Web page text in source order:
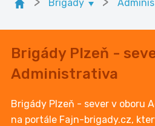
Brigády
Brigády Plzeň -
Administrativa
Brigády Plzeň - sever v oboru
na portále Fajn-brigady.cz,